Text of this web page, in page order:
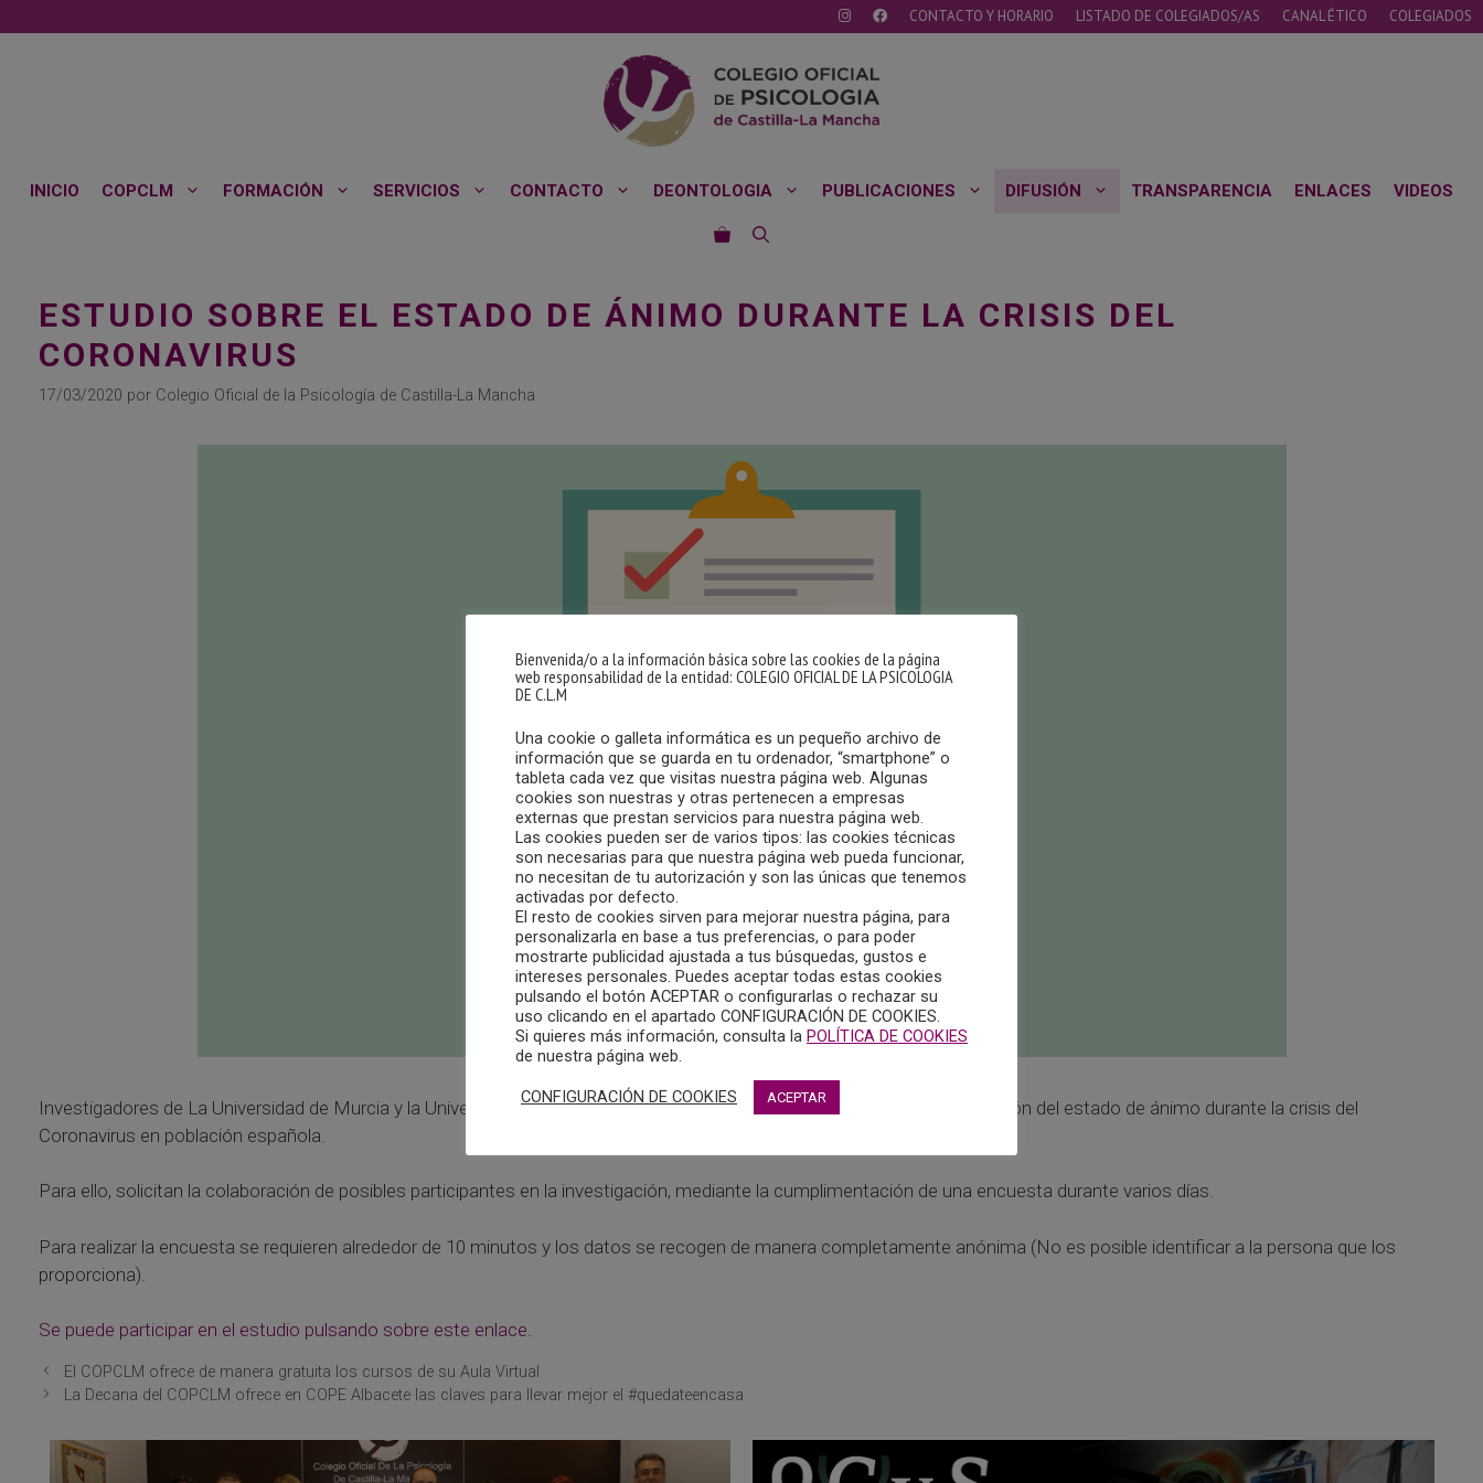
al
CONTACTO Y HORARIO LISTADO DE COLEGIADOS/AS CANAL ÉTICO COLEGIADOS
INICIO COPCLM FORMACIÓN SERVICIOS CONTACTO DEONTOLOGIA PUBLICACIONES DIFUSIÓN TRANSPARENCIA ENLACES VIDEOS
ESTUDIO SOBRE EL ESTADO DE ÁNIMO DURANTE LA CRISIS DEL
CORONAVIRUS
17/03/2020 por Colegio Oficial de la Psicología de Castilla-La Mancha
Investigadores de La Universidad de Murcia y la Universidad Jaume I de Castellón han iniciado un estudio sobre la evolución del estado de ánimo durante la crisis del
Coronavirus en población española.
Para ello, solicitan la colaboración de posibles participantes en la investigación, mediante la cumplimentación de una encuesta durante varios días.
Para realizar la encuesta se requieren alrededor de 10 minutos y los datos se recogen de manera completamente anónima (No es posible identificar a la persona que los
proporciona).
Se puede participar en el estudio pulsando sobre este enlace.
El COPCLM ofrece de manera gratuita los cursos de su Aula Virtual
La Decana del COPCLM ofrece en COPE Albacete las claves para llevar mejor el #quedateencasa
Bienvenida/o a la información básica sobre las cookies de la página
web responsabilidad de la entidad: COLEGIO OFICIAL DE LA PSICOLOGIA
DE C.L.M
Una cookie o galleta informática es un pequeño archivo de
información que se guarda en tu ordenador, “smartphone” o
tableta cada vez que visitas nuestra página web. Algunas
cookies son nuestras y otras pertenecen a empresas
externas que prestan servicios para nuestra página web.
Las cookies pueden ser de varios tipos: las cookies técnicas
son necesarias para que nuestra página web pueda funcionar,
no necesitan de tu autorización y son las únicas que tenemos
activadas por defecto.
El resto de cookies sirven para mejorar nuestra página, para
personalizarla en base a tus preferencias, o para poder
mostrarte publicidad ajustada a tus búsquedas, gustos e
intereses personales. Puedes aceptar todas estas cookies
pulsando el botón ACEPTAR o configurarlas o rechazar su
uso clicando en el apartado CONFIGURACIÓN DE COOKIES.
Si quieres más información, consulta la POLÍTICA DE COOKIES
de nuestra página web.
CONFIGURACIÓN DE COOKIES ACEPTAR